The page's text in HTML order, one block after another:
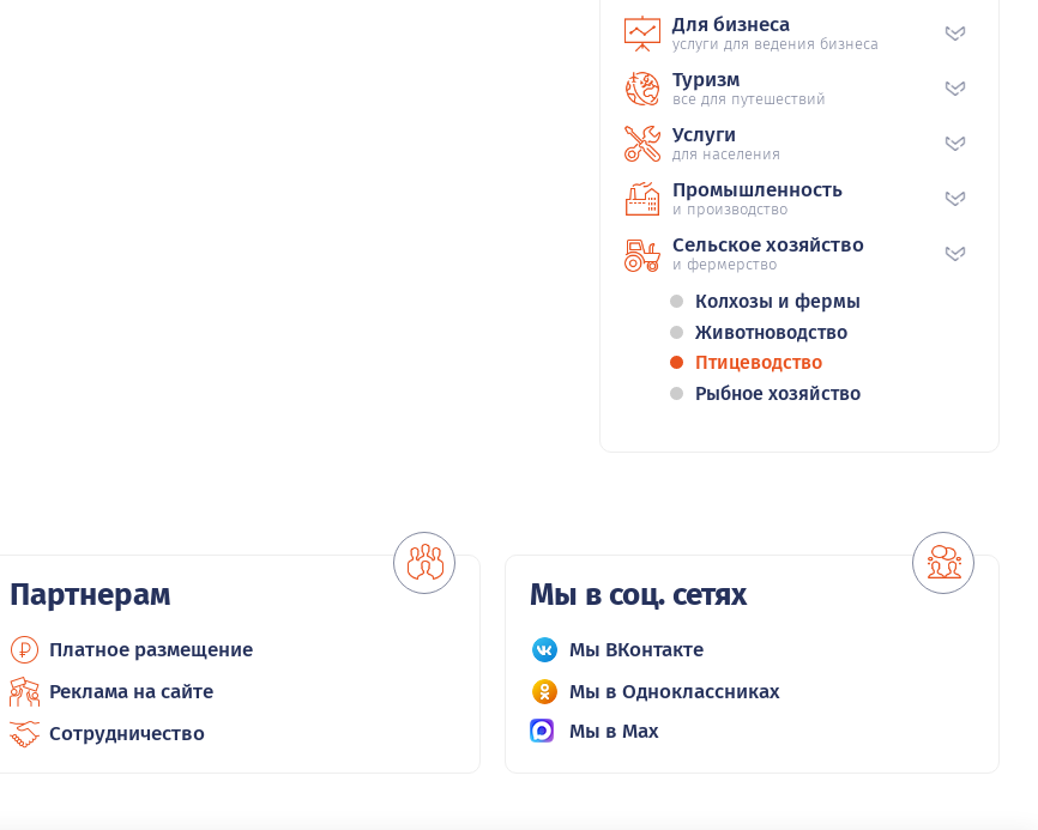
Для бизнеса
услуги для ведения бизнеса
Туризм
все для путешествий
Услуги
для населения
Промышленность
и производство
Сельское хозяйство
и фермерство
Колхозы и фермы
Животноводство
Птицеводство
Рыбное хозяйство
Партнерам
Платное размещение
Реклама на сайте
Сотрудничество
Мы в соц. сетях
Мы ВКонтакте
Мы в Одноклассниках
Мы в Max